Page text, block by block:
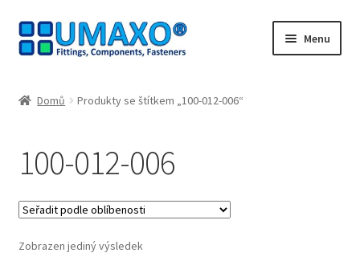
Přeskočit
na
Přejít
k
Menu
Lodní doprava
Můj účet
Nákupní košík
Domů Produkty se štítkem „100-012-006“
100-012-006
Zobrazen jediný výsledek